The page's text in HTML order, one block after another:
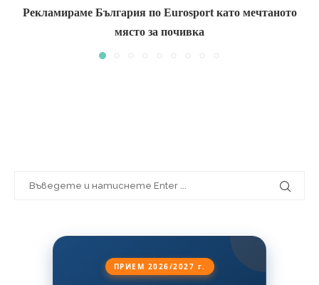
Рекламираме България по Eurosport като мечтаното
място за почивка
ПРИЕМ 2026/2027 г.